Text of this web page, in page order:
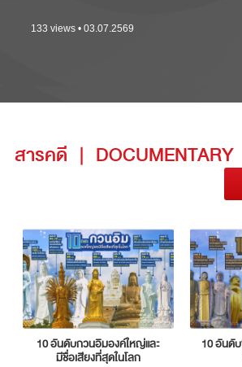
133 views • 03.07.2569
สารคดี | DOCUMENTARY
10 อันดับกวนอิมองค์ใหญ่และ
มีชื่อเสียงที่สุดในโลก
10 อันดั